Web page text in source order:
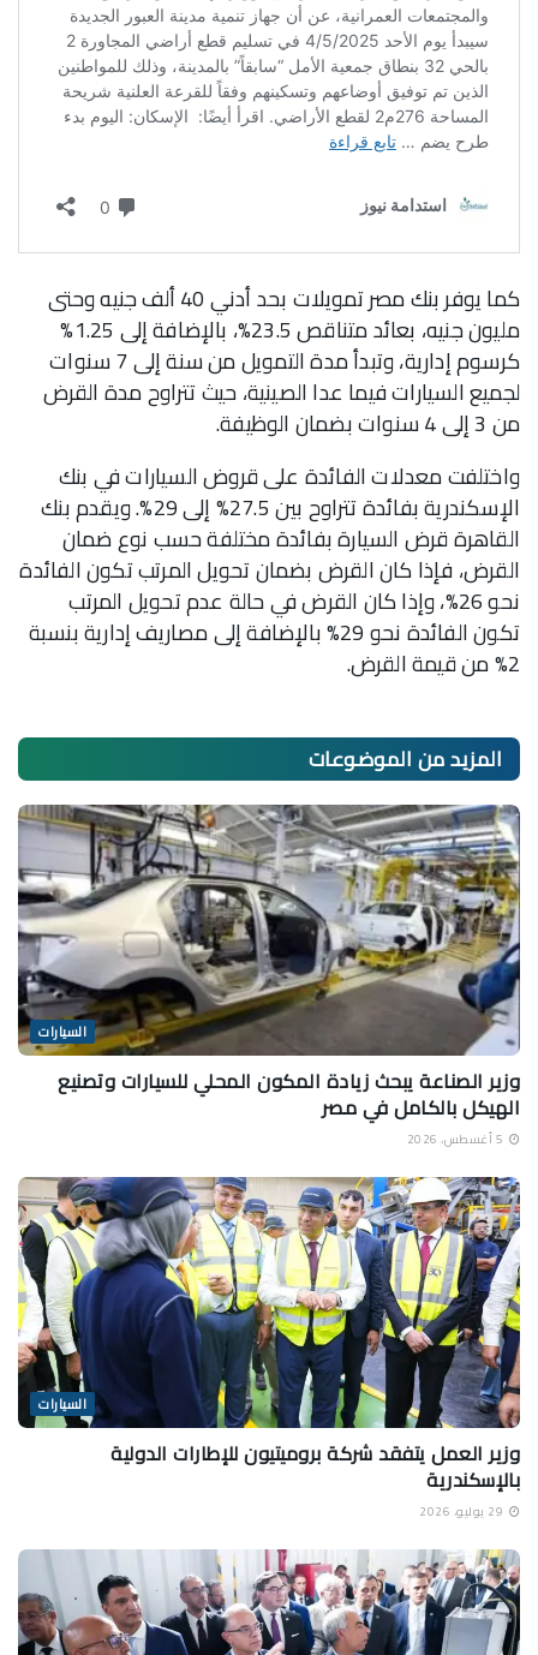
كما يوفر بنك مصر تمويلات بحد أدني 40 ألف جنيه وحتى
مليون جنيه، بعائد متناقص 23.5%، بالإضافة إلى 1.25%
كرسوم إدارية، وتبدأ مدة التمويل من سنة إلى 7 سنوات
لجميع السيارات فيما عدا الصينية، حيث تتراوح مدة القرض
من 3 إلى 4 سنوات بضمان الوظيفة.
واختلفت معدلات الفائدة على قروض السيارات في بنك
الإسكندرية بفائدة تتراوح بين 27.5% إلى 29%. ويقدم بنك
القاهرة قرض السيارة بفائدة مختلفة حسب نوع ضمان
القرض، فإذا كان القرض بضمان تحويل المرتب تكون الفائدة
نحو 26%، وإذا كان القرض في حالة عدم تحويل المرتب
تكون الفائدة نحو 29% بالإضافة إلى مصاريف إدارية بنسبة
2% من قيمة القرض.
المزيد منالموضوعات
السيارات
وزير الصناعة يبحث زيادة المكون المحلي للسيارات وتصنيع
الهيكل بالكامل في مصر
السيارات
وزير العمل يتفقد شركة بروميتيون للإطارات الدولية
بالإسكندرية